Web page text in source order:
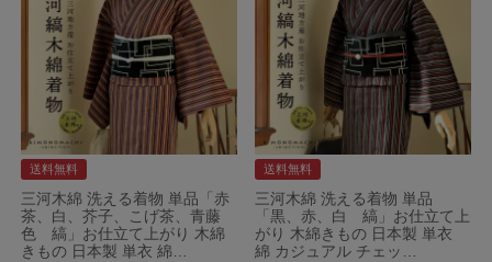
送料無料
三河木綿 洗える着物 単品「赤
茶、白、芥子、こげ茶、青藤
色 縞」お仕立て上がり 木綿
きもの 日本製 単衣 綿…
送料無料
三河木綿 洗える着物 単品
「黒、赤、白 縞」お仕立て上
がり 木綿きもの 日本製 単衣
綿 カジュアル チェッ…